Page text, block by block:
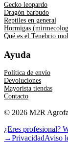
Gecko leopardo
Dragón barbudo
Reptiles en general
Hormigas
Qué es el Tenebrio
Ayuda
Política de envío
Devoluciones
Mayorista tiendas
Contacto
© 2026 M2R
¿Eres profesional?
→PrivacidadAviso